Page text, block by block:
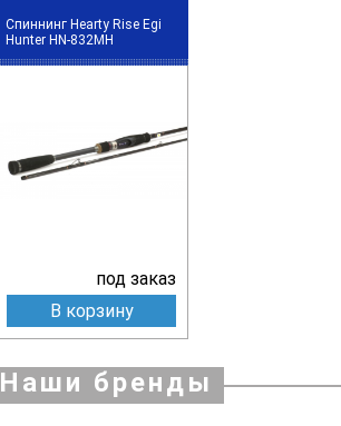
Спиннинг Hearty Rise Egi
Hunter HN-832MH
под заказ
В корзину
Наши бренды